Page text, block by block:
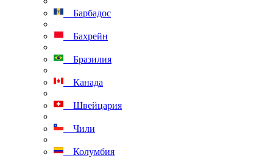
Барбадос
Бахрейн
Бразилия
Канада
Швейцария
Чили
Колумбия